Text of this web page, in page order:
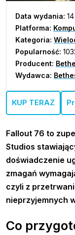
Data wydania:
Platforma:
Kategoria:
Popularność:
Producent:
Wydawca:
KUP TERAZ
Fallout 76 to
Studios
doświadczenie
zmagań
czyli z
nieprzyjemnych
Co